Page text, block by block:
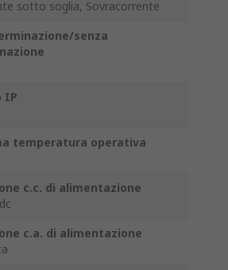
sotto soglia, Sovracorrente
senza
IP
temperatura operativa
c.c. di alimentazione
c.a. di alimentazione